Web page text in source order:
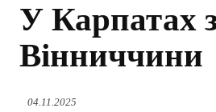
У Карпатах
Вінниччини
04.11.2025